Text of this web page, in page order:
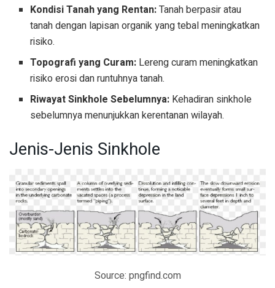
Kondisi Tanah yang Rentan:Tanah berpasir atau
tanah dengan lapisan organik yang tebal meningkatkan
risiko.
Topografi yang Curam: Lereng curam meningkatkan
risiko erosi dan runtuhnya tanah.
Riwayat Sinkhole Sebelumnya: Kehadiran sinkhole
sebelumnya menunjukkan kerentanan wilayah.
Jenis-Jenis Sinkhole
Source: pngfind.com